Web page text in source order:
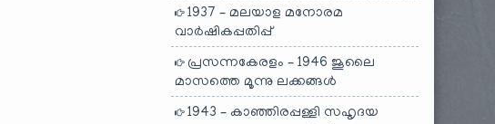
1937 – മലയാള മനോരമ
വാർഷികപ്പതിപ്പ്
പ്രസന്നകേരളം – 1946 ജൂലൈ
മാസത്തെ മൂന്നു ലക്കങ്ങൾ
1943 – കാഞ്ഞിരപ്പള്ളി സഹൃദയ